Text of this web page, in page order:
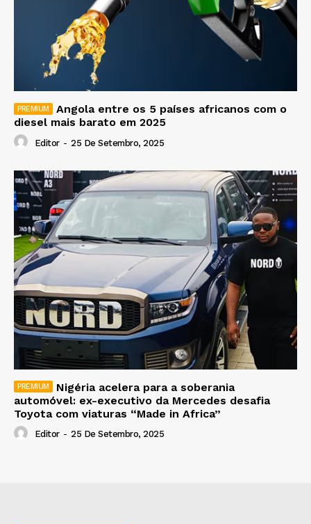
Angola entre os 5 países africanos com o
diesel mais barato em 2025
Editor - 25 De Setembro, 2025
Nigéria acelera para a soberania
automóvel: ex-executivo da Mercedes desafia
Toyota com viaturas “Made in Africa”
Editor - 25 De Setembro, 2025